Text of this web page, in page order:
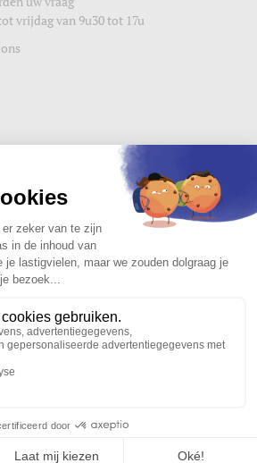
vrijdag van 9u30 tot 17u
de edisac community
denken
4,72/5